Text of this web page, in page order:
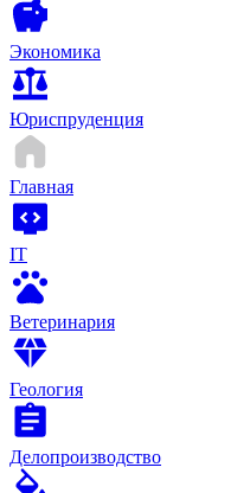
Экономика
Юриспруденция
Главная
IT
Ветеринария
Геология
Делопроизводство